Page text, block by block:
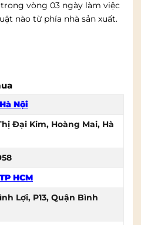
vòng 03 ngày làm việc
nào từ phía nhà sản xuất.
Nội
Đại Kim, Hoàng Mai, Hà
HCM
Lợi, P13, Quận Bình